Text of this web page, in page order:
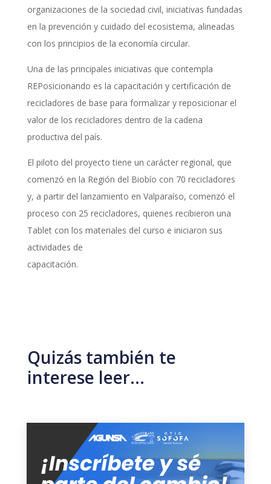
organizaciones de la sociedad civil, iniciativas fundadas
en la prevención y cuidado del ecosistema, alineadas
con los principios de la economía circular.
Una de las principales iniciativas que contempla
REPosicionando es la capacitación y certificación de
recicladores de base para formalizar y reposicionar el
valor de los recicladores dentro de la cadena
productiva del país.
El piloto del proyecto tiene un carácter regional, que
comenzó en la Región del Biobío con 70 recicladores
y, a partir del lanzamiento en Valparaíso, comenzó el
proceso con 25 recicladores, quienes recibieron una
Tablet con los materiales del curso e iniciaron sus
actividades de
capacitación.
Quizás también te
interese leer…